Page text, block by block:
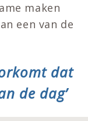
maken
een van de
dat
de dag’